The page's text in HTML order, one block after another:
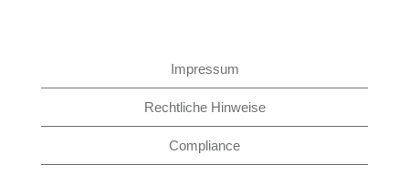
Impressum
Rechtliche Hinweise
Compliance